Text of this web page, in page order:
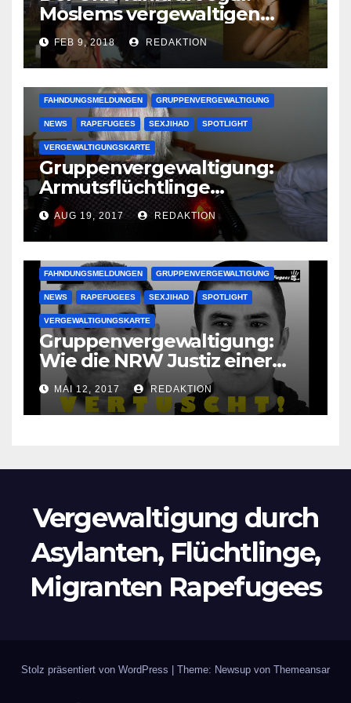
Moslems vergewaltigen
deutsche Studentinnen auf
Uni-Campus
FEB 9, 2018 REDAKTION
FAHNDUNGSMELDUNGEN GRUPPENVERGEWALTIGUNG
NEWS RAPEFUGEES SEXJIHAD SPOTLIGHT
VERGEWALTIGUNGSKARTE
Gruppenvergewaltigung:
Armutsflüchtlinge
vergewaltigen bettlägerige
Oma im Schlaf
krankenhausreif
AUG 19, 2017 REDAKTION
FAHNDUNGSMELDUNGEN GRUPPENVERGEWALTIGUNG
NEWS RAPEFUGEES SEXJIHAD SPOTLIGHT
VERGEWALTIGUNGSKARTE
Gruppenvergewaltigung:
Wie die NRW Justiz einer
Lokalzeitung verbietet diese
Bilder zu veröffentlichen
MAI 12, 2017 REDAKTION
Vergewaltigung durch
Asylanten, Flüchtlinge,
Migranten Rapefugees
Stolz präsentiert von WordPress Theme: Newsup von Themeansar